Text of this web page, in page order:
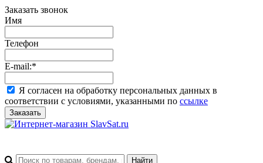
Заказать звонок
Имя
Телефон
E-mail:*
Я согласен на обработку персональных данных в
соответствии с условиями, указанными по ссылке
Заказать